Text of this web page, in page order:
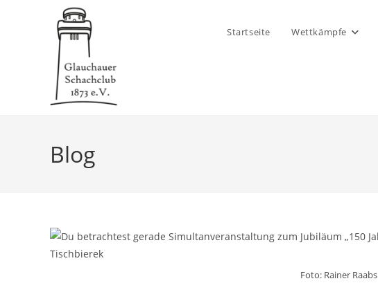
Startseite Wettkämpfe
Blog
Foto: Rainer Raabs